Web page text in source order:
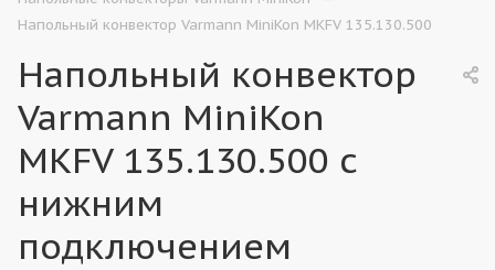
Напольный конвектор Varmann MiniKon MKFV 135.130.500
Напольный конвектор
Varmann MiniKon
MKFV 135.130.500 с
нижним
подключением